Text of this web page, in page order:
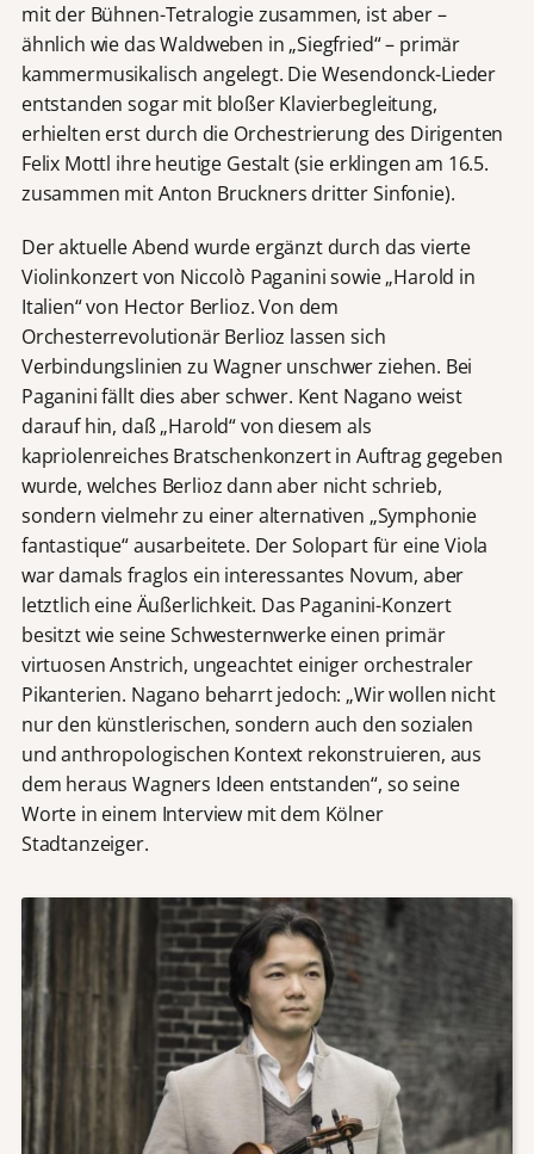
mit der Bühnen-Tetralogie zusammen, ist aber –
ähnlich wie das Waldweben in „Siegfried“ – primär
kammermusikalisch angelegt. Die Wesendonck-Lieder
entstanden sogar mit bloßer Klavierbegleitung,
erhielten erst durch die Orchestrierung des Dirigenten
Felix Mottl ihre heutige Gestalt (sie erklingen am 16.5.
zusammen mit Anton Bruckners dritter Sinfonie).
Der aktuelle Abend wurde ergänzt durch das vierte
Violinkonzert von Niccolò Paganini sowie „Harold in
Italien“ von Hector Berlioz. Von dem
Orchesterrevolutionär Berlioz lassen sich
Verbindungslinien zu Wagner unschwer ziehen. Bei
Paganini fällt dies aber schwer. Kent Nagano weist
darauf hin, daß „Harold“ von diesem als
kapriolenreiches Bratschenkonzert in Auftrag gegeben
wurde, welches Berlioz dann aber nicht schrieb,
sondern vielmehr zu einer alternativen „Symphonie
fantastique“ ausarbeitete. Der Solopart für eine Viola
war damals fraglos ein interessantes Novum, aber
letztlich eine Äußerlichkeit. Das Paganini-Konzert
besitzt wie seine Schwesternwerke einen primär
virtuosen Anstrich, ungeachtet einiger orchestraler
Pikanterien. Nagano beharrt jedoch: „Wir wollen nicht
nur den künstlerischen, sondern auch den sozialen
und anthropologischen Kontext rekonstruieren, aus
dem heraus Wagners Ideen entstanden“, so seine
Worte in einem Interview mit dem Kölner
Stadtanzeiger.